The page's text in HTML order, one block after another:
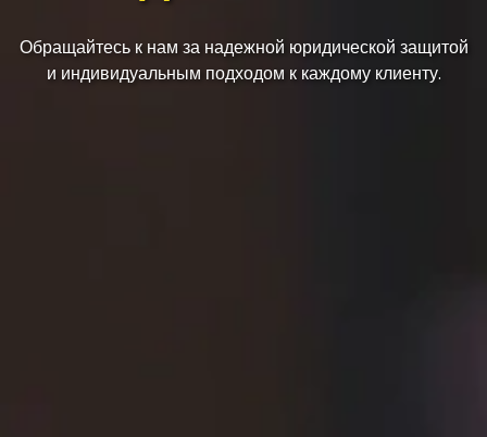
Обращайтесь к нам за надежной юридической защитой
и индивидуальным подходом к каждому клиенту.